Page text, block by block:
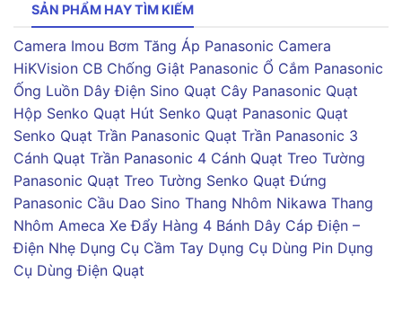
SẢN PHẨM HAY TÌM KIẾM
Camera Imou Bơm Tăng Áp Panasonic Camera
HiKVision CB Chống Giật Panasonic Ổ Cắm Panasonic
Ống Luồn Dây Điện Sino Quạt Cây Panasonic Quạt
Hộp Senko Quạt Hút Senko Quạt Panasonic Quạt
Senko Quạt Trần Panasonic Quạt Trần Panasonic 3
Cánh Quạt Trần Panasonic 4 Cánh Quạt Treo Tường
Panasonic Quạt Treo Tường Senko Quạt Đứng
Panasonic Cầu Dao Sino Thang Nhôm Nikawa Thang
Nhôm Ameca Xe Đẩy Hàng 4 Bánh Dây Cáp Điện –
Điện Nhẹ Dụng Cụ Cầm Tay Dụng Cụ Dùng Pin Dụng
Cụ Dùng Điện Quạt